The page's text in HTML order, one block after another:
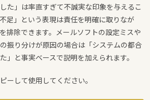
た」は率直すぎて不誠実な印象を与えるこ
足」という表現は責任を明確に取りなが
排除できます。メールソフトの設定ミスや
振り分けが原因の場合は「システムの都合
」と事実ベースで説明を加えられます。
ーして使用してください。